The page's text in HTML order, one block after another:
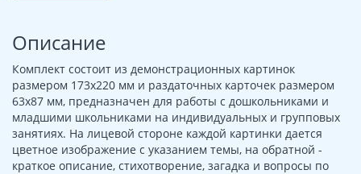
Описание
Комплект состоит из демонстрационных картинок
размером 173х220 мм и раздаточных карточек размером
63х87 мм, предназначен для работы с дошкольниками и
младшими школьниками на индивидуальных и групповых
занятиях. На лицевой стороне каждой картинки дается
цветное изображение с указанием темы, на обратной -
краткое описание, стихотворение, загадка и вопросы по